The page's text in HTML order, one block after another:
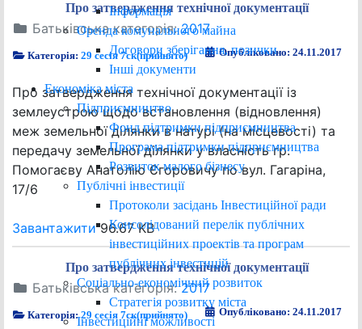
Інформація
Оренда комунального майна
Договори зберігання, позички
Інші документи
Економіка міста
Підприємництво
Фонд підтримки підприємництва
Програма підтримки підприємництва
Розвиток малого бізнесу
Публічні інвестиції
Протоколи засідань Інвестиційної ради
Консолідований перелік публічних
інвестиційних проектів та програм
публічних інвестицій
Соціально-економічний розвиток
Стратегія розвитку міста
Інвестиційні можливості
Про затвердження технічної документації
Батьківська категорія:2017
Категорія:29 сесія 7ск(прийнято) Опубліковано: 24.11.2017
Про затвердження технічної документації із
землеустрою щодо встановлення (відновлення)
меж земельної ділянки в натурі (на місцевості) та
передачу земельної ділянки у власність гр.
Помогаєву Анатолію Єгоровичу по вул. Гагаріна,
17/6
Завантажити96.67 KB
Про затвердження технічної документації
Батьківська категорія:2017
Категорія:29 сесія 7ск(прийнято) Опубліковано: 24.11.2017